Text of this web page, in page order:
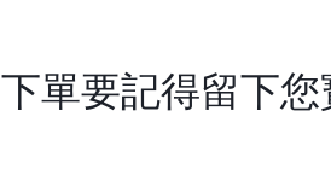
下單要記得留下您